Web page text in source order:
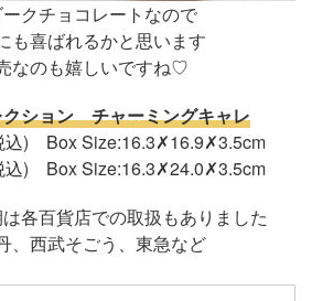
クチョコレートなので
も喜ばれるかと思います
なのも嬉しいですね♡
クション チャーミングキャレ
) Box Size:16.3✗16.9✗3.5cm
) Box Size:16.3✗24.0✗3.5cm
各百貨店での取扱もありました
、西武そごう、東急など